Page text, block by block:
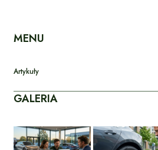
MENU
Artykuły
GALERIA